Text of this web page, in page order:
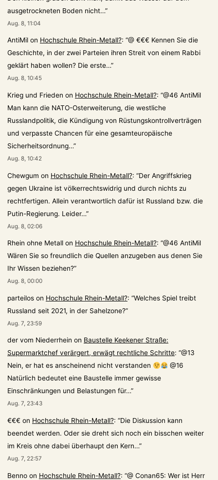
ausgetrockneten Boden nicht…”
Aug. 8, 11:04
AntiMil on Hochschule Rhein-Metall?: “@ €€€ Kennen Sie die
Geschichte, in der zwei Parteien ihren Streit von einem Rabbi
geklärt haben wollen? Die erste…”
Aug. 8, 10:45
Krieg und Frieden on Hochschule Rhein-Metall?: “@46 AntiMil
Man kann die NATO-Osterweiterung, die westliche
Russlandpolitik, die Kündigung von Rüstungskontrollverträgen
und verpasste Chancen für eine gesamteuropäische
Sicherheitsordnung…”
Aug. 8, 10:42
Chewgum on Hochschule Rhein-Metall?: “Der Angriffskrieg
gegen Ukraine ist völkerrechtswidrig und durch nichts zu
rechtfertigen. Allein verantwortlich dafür ist Russland bzw. die
Putin-Regierung. Leider…”
Aug. 8, 02:06
Rhein ohne Metall on Hochschule Rhein-Metall?: “@46 AntiMil
Wären Sie so freundlich die Quellen anzugeben aus denen Sie
Ihr Wissen beziehen?”
Aug. 8, 00:00
parteilos on Hochschule Rhein-Metall?: “Welches Spiel treibt
Russland seit 2021, in der Sahelzone?”
Aug. 7, 23:59
der vom Niederrhein on Baustelle Keekener Straße:
Supermarktchef verärgert, erwägt rechtliche Schritte: “@13
Nein, er hat es anscheinend nicht verstanden
@16
Natürlich bedeutet eine Baustelle immer gewisse
Einschränkungen und Belastungen für…”
Aug. 7, 23:43
€€€ on Hochschule Rhein-Metall?: “Die Diskussion kann
beendet werden. Oder sie dreht sich noch ein bisschen weiter
im Kreis ohne dabei überhaupt den Kern…”
Aug. 7, 22:57
Benno on Hochschule Rhein-Metall?: “@ Conan65: Wer ist Herr